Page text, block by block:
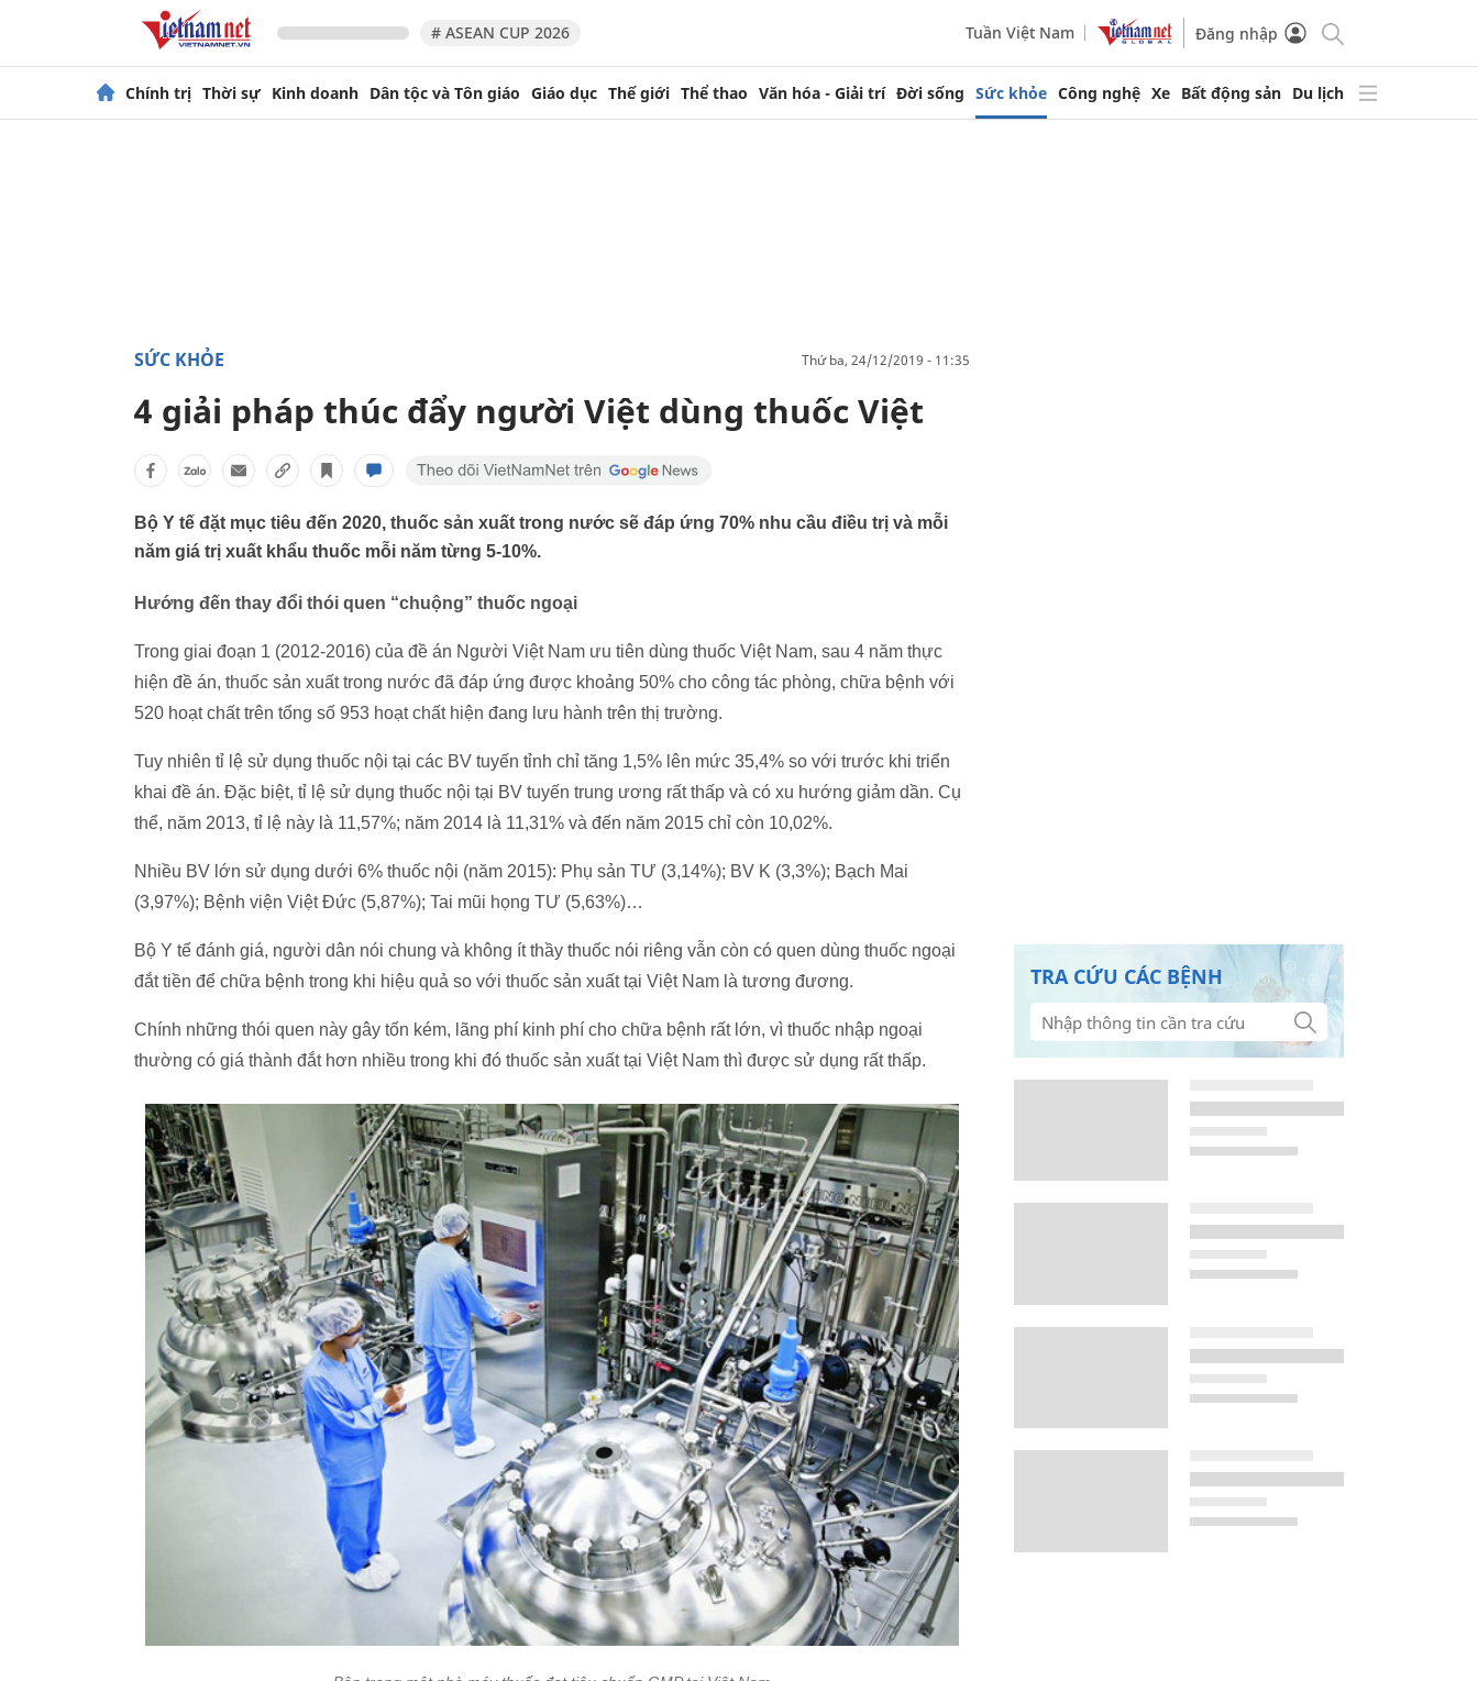
# ASEAN CUP 2026 Tuần Việt Nam Đăng nhập
Chính trị Thời sự Kinh doanh Dân tộc và Tôn giáo Giáo dục Thế giới Thể thao Văn hóa - Giải trí Đời sống Sức khỏe Công nghệ Xe Bất động sản Du lịch
SỨC KHỎE thứ ba, 24/12/2019 - 11:35
4 giải pháp thúc đẩy người Việt dùng thuốc Việt
Bộ Y tế đặt mục tiêu đến 2020, thuốc sản xuất trong nước sẽ đáp ứng 70% nhu cầu điều trị và mỗi
năm giá trị xuất khẩu thuốc mỗi năm từng 5-10%.
Hướng đến thay đổi thói quen “chuộng” thuốc ngoại
Trong giai đoạn 1 (2012-2016) của đề án Người Việt Nam ưu tiên dùng thuốc Việt Nam, sau 4 năm thực
hiện đề án, thuốc sản xuất trong nước đã đáp ứng được khoảng 50% cho công tác phòng, chữa bệnh với
520 hoạt chất trên tổng số 953 hoạt chất hiện đang lưu hành trên thị trường.
Tuy nhiên tỉ lệ sử dụng thuốc nội tại các BV tuyến tỉnh chỉ tăng 1,5% lên mức 35,4% so với trước khi triển
khai đề án. Đặc biệt, tỉ lệ sử dụng thuốc nội tại BV tuyến trung ương rất thấp và có xu hướng giảm dần. Cụ
thể, năm 2013, tỉ lệ này là 11,57%; năm 2014 là 11,31% và đến năm 2015 chỉ còn 10,02%.
Nhiều BV lớn sử dụng dưới 6% thuốc nội (năm 2015): Phụ sản TƯ (3,14%); BV K (3,3%); Bạch Mai
(3,97%); Bệnh viện Việt Đức (5,87%); Tai mũi họng TƯ (5,63%)…
Bộ Y tế đánh giá, người dân nói chung và không ít thầy thuốc nói riêng vẫn còn có quen dùng thuốc ngoại
đắt tiền để chữa bệnh trong khi hiệu quả so với thuốc sản xuất tại Việt Nam là tương đương.
Chính những thói quen này gây tốn kém, lãng phí kinh phí cho chữa bệnh rất lớn, vì thuốc nhập ngoại
thường có giá thành đắt hơn nhiều trong khi đó thuốc sản xuất tại Việt Nam thì được sử dụng rất thấp.
TRA CỨU CÁC BỆNH